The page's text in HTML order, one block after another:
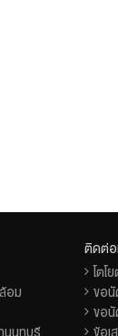
อม
ติดต่อ
โตโ
ขอ
ขอ